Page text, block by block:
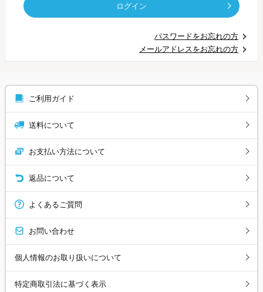
ログイン
パスワードをお忘れの方
メールアドレスをお忘れの方
ご利用ガイド
送料について
お支払い方法について
返品について
よくあるご質問
お問い合わせ
個人情報のお取り扱いについて
特定商取引法に基づく表示